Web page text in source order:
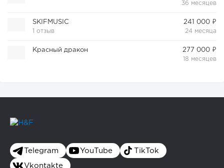
36 месяцев
SKIFMUSIC
1 отзыв
241 000 ₽
24 месяца
Красный дракон
277 000 ₽
18 месяцев
Telegram YouTube TikTok
Vkontakte